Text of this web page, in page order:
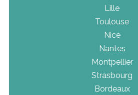
Lille
Toulouse
Nice
Nantes
Montpellier
Strasbourg
Bordeaux